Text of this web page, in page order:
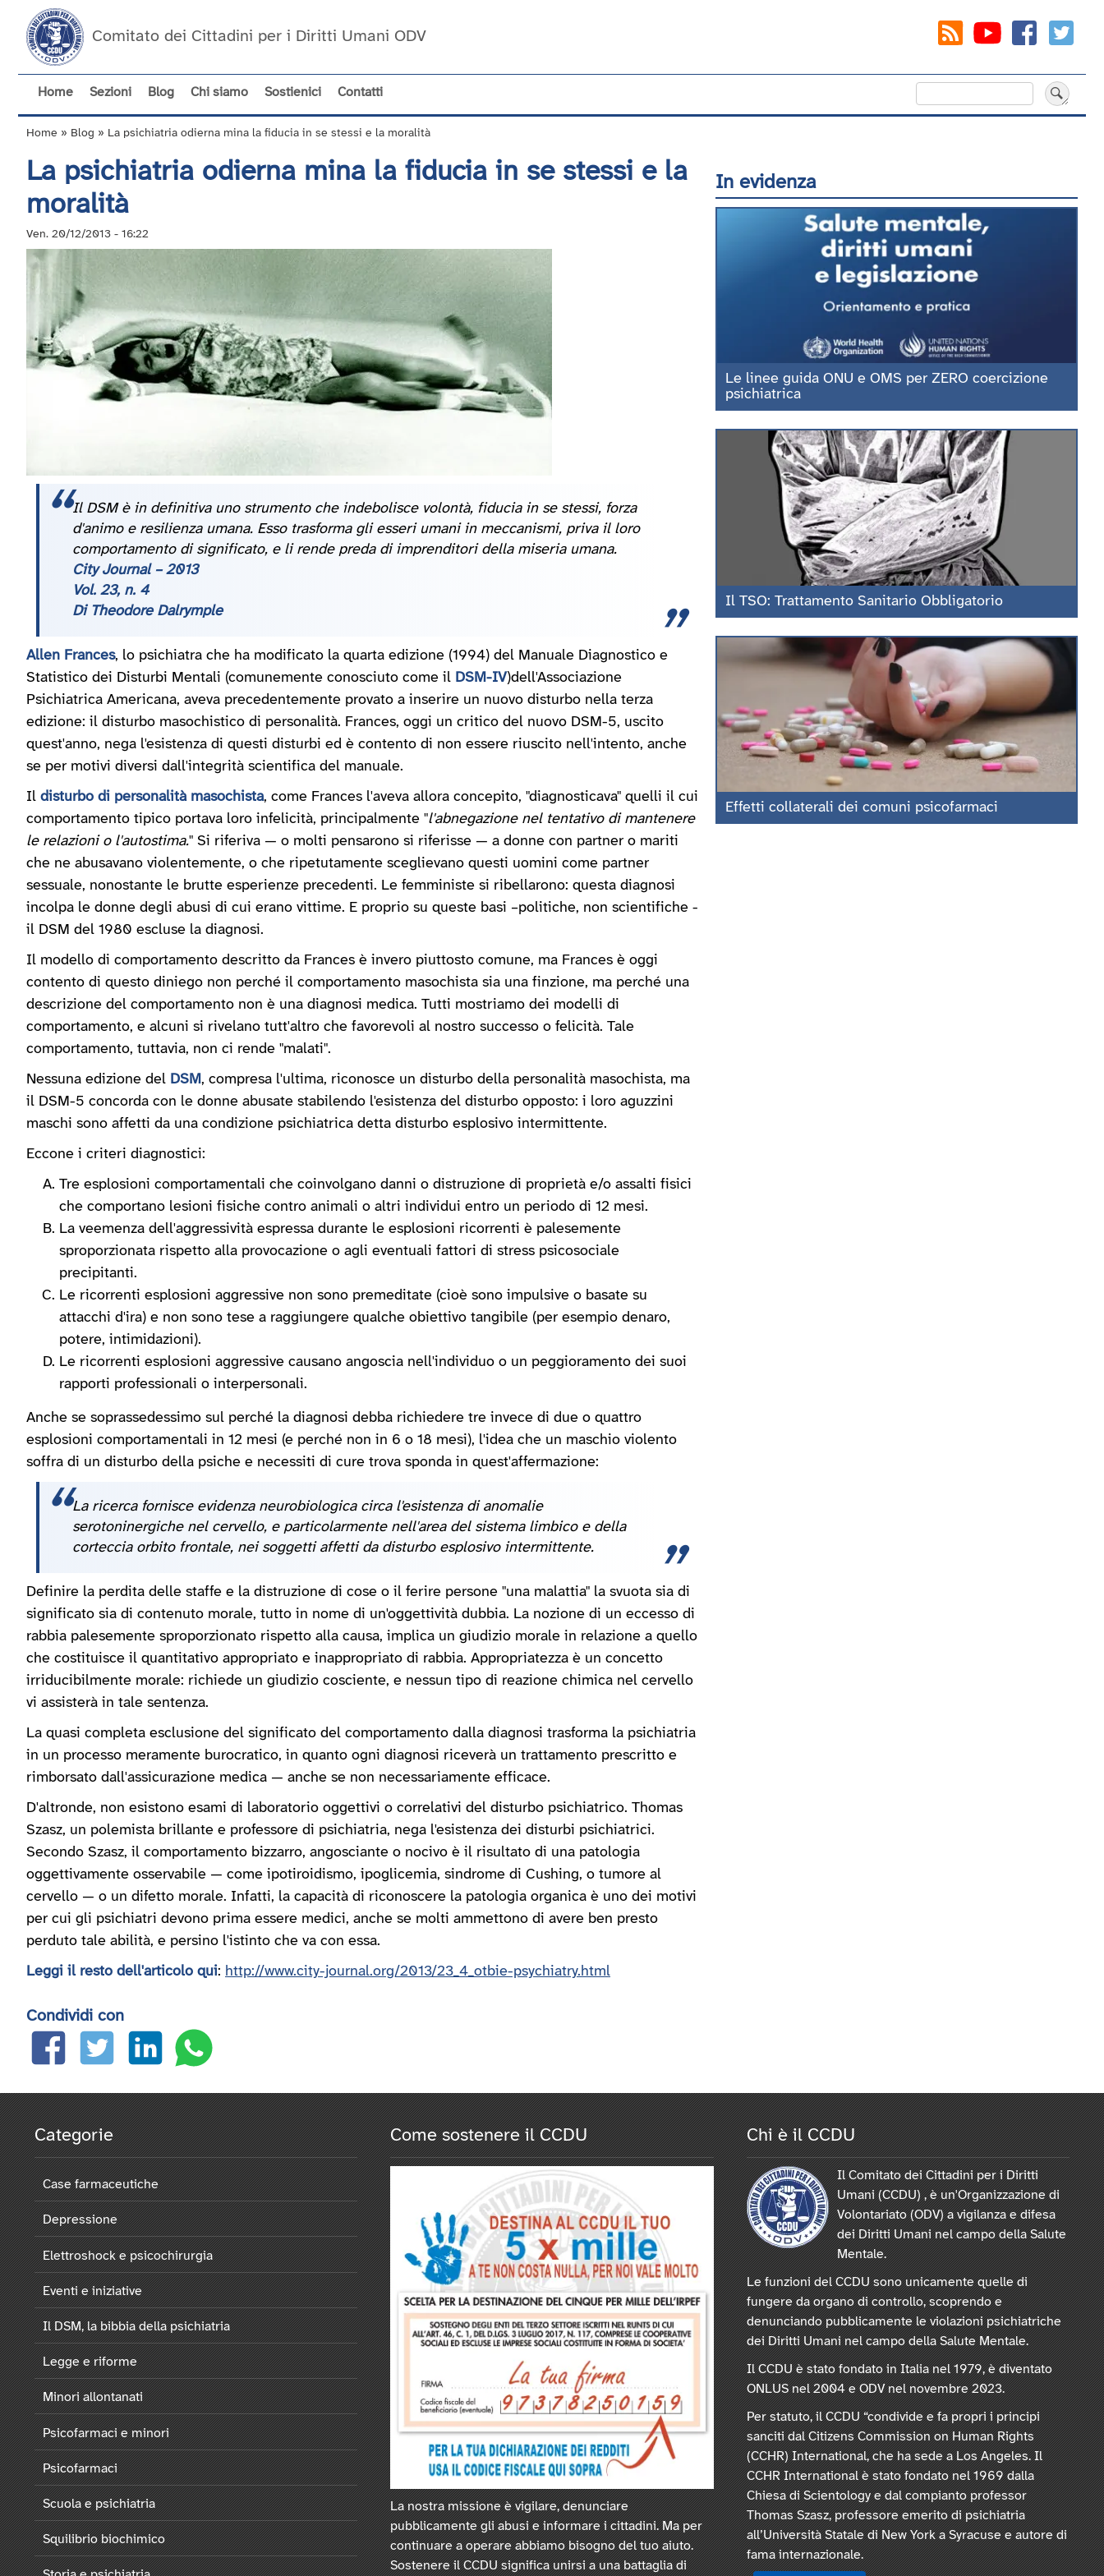
contenuto
principale
Comitato dei Cittadini per i Diritti Umani ODV
Navigazione
principale
Home Sezioni Blog Chi siamo Sostienici Contatti
di
pane
Home Blog La psichiatria odierna mina la fiducia in se stessi e la moralità
La psichiatria odierna mina la fiducia in se stessi e la
moralità
Ven. 20/12/2013 - 16:22
Il DSM è in definitiva uno strumento che indebolisce volontà, fiducia in se stessi, forza
d'animo e resilienza umana. Esso trasforma gli esseri umani in meccanismi, priva il loro
comportamento di significato, e li rende preda di imprenditori della miseria umana.
City Journal – 2013
Vol. 23, n. 4
Di Theodore Dalrymple
Allen Frances, lo psichiatra che ha modificato la quarta edizione (1994) del Manuale Diagnostico e
Statistico dei Disturbi Mentali (comunemente conosciuto come il DSM-IV)dell'Associazione
Psichiatrica Americana, aveva precedentemente provato a inserire un nuovo disturbo nella terza
edizione: il disturbo masochistico di personalità. Frances, oggi un critico del nuovo DSM-5, uscito
quest'anno, nega l'esistenza di questi disturbi ed è contento di non essere riuscito nell'intento, anche
se per motivi diversi dall'integrità scientifica del manuale.
Il disturbo di personalità masochista, come Frances l'aveva allora concepito, "diagnosticava" quelli il cui
comportamento tipico portava loro infelicità, principalmente "l'abnegazione nel tentativo di mantenere
le relazioni o l'autostima." Si riferiva — o molti pensarono si riferisse — a donne con partner o mariti
che ne abusavano violentemente, o che ripetutamente sceglievano questi uomini come partner
sessuale, nonostante le brutte esperienze precedenti. Le femministe si ribellarono: questa diagnosi
incolpa le donne degli abusi di cui erano vittime. E proprio su queste basi –politiche, non scientifiche -
il DSM del 1980 escluse la diagnosi.
Il modello di comportamento descritto da Frances è invero piuttosto comune, ma Frances è oggi
contento di questo diniego non perché il comportamento masochista sia una finzione, ma perché una
descrizione del comportamento non è una diagnosi medica. Tutti mostriamo dei modelli di
comportamento, e alcuni si rivelano tutt'altro che favorevoli al nostro successo o felicità. Tale
comportamento, tuttavia, non ci rende "malati".
Nessuna edizione del DSM, compresa l'ultima, riconosce un disturbo della personalità masochista, ma
il DSM-5 concorda con le donne abusate stabilendo l'esistenza del disturbo opposto: i loro aguzzini
maschi sono affetti da una condizione psichiatrica detta disturbo esplosivo intermittente.
Eccone i criteri diagnostici:
Tre esplosioni comportamentali che coinvolgano danni o distruzione di proprietà e/o assalti fisici
che comportano lesioni fisiche contro animali o altri individui entro un periodo di 12 mesi.
La veemenza dell'aggressività espressa durante le esplosioni ricorrenti è palesemente
sproporzionata rispetto alla provocazione o agli eventuali fattori di stress psicosociale
precipitanti.
Le ricorrenti esplosioni aggressive non sono premeditate (cioè sono impulsive o basate su
attacchi d'ira) e non sono tese a raggiungere qualche obiettivo tangibile (per esempio denaro,
potere, intimidazioni).
Le ricorrenti esplosioni aggressive causano angoscia nell'individuo o un peggioramento dei suoi
rapporti professionali o interpersonali.
Anche se soprassedessimo sul perché la diagnosi debba richiedere tre invece di due o quattro
esplosioni comportamentali in 12 mesi (e perché non in 6 o 18 mesi), l'idea che un maschio violento
soffra di un disturbo della psiche e necessiti di cure trova sponda in quest'affermazione:
La ricerca fornisce evidenza neurobiologica circa l'esistenza di anomalie
serotoninergiche nel cervello, e particolarmente nell'area del sistema limbico e della
corteccia orbito frontale, nei soggetti affetti da disturbo esplosivo intermittente.
Definire la perdita delle staffe e la distruzione di cose o il ferire persone "una malattia" la svuota sia di
significato sia di contenuto morale, tutto in nome di un'oggettività dubbia. La nozione di un eccesso di
rabbia palesemente sproporzionato rispetto alla causa, implica un giudizio morale in relazione a quello
che costituisce il quantitativo appropriato e inappropriato di rabbia. Appropriatezza è un concetto
irriducibilmente morale: richiede un giudizio cosciente, e nessun tipo di reazione chimica nel cervello
vi assisterà in tale sentenza.
La quasi completa esclusione del significato del comportamento dalla diagnosi trasforma la psichiatria
in un processo meramente burocratico, in quanto ogni diagnosi riceverà un trattamento prescritto e
rimborsato dall'assicurazione medica — anche se non necessariamente efficace.
D'altronde, non esistono esami di laboratorio oggettivi o correlativi del disturbo psichiatrico. Thomas
Szasz, un polemista brillante e professore di psichiatria, nega l'esistenza dei disturbi psichiatrici.
Secondo Szasz, il comportamento bizzarro, angosciante o nocivo è il risultato di una patologia
oggettivamente osservabile — come ipotiroidismo, ipoglicemia, sindrome di Cushing, o tumore al
cervello — o un difetto morale. Infatti, la capacità di riconoscere la patologia organica è uno dei motivi
per cui gli psichiatri devono prima essere medici, anche se molti ammettono di avere ben presto
perduto tale abilità, e persino l'istinto che va con essa.
Leggi il resto dell'articolo qui: http://www.city-journal.org/2013/23_4_otbie-psychiatry.html
Condividi con
In evidenza
Le linee guida ONU e OMS per ZERO coercizione
psichiatrica
Il TSO: Trattamento Sanitario Obbligatorio
Effetti collaterali dei comuni psicofarmaci
Categorie
Case farmaceutiche
Depressione
Elettroshock e psicochirurgia
Eventi e iniziative
Il DSM, la bibbia della psichiatria
Legge e riforme
Minori allontanati
Psicofarmaci e minori
Psicofarmaci
Scuola e psichiatria
Squilibrio biochimico
Come sostenere il CCDU
La nostra missione è vigilare, denunciare
pubblicamente gli abusi e informare i cittadini. Ma per
continuare a operare abbiamo bisogno del tuo aiuto.
Sostenere il CCDU significa unirsi a una battaglia di
Chi è il CCDU
Il Comitato dei Cittadini per i Diritti
Umani (CCDU) , è un'Organizzazione di
Volontariato (ODV) a vigilanza e difesa
dei Diritti Umani nel campo della Salute
Mentale.
Le funzioni del CCDU sono unicamente quelle di
fungere da organo di controllo, scoprendo e
denunciando pubblicamente le violazioni psichiatriche
dei Diritti Umani nel campo della Salute Mentale.
Il CCDU è stato fondato in Italia nel 1979, è diventato
ONLUS nel 2004 e ODV nel novembre 2023.
Per statuto, il CCDU “condivide e fa propri i principi
sanciti dal Citizens Commission on Human Rights
(CCHR) International, che ha sede a Los Angeles. Il
CCHR International è stato fondato nel 1969 dalla
Chiesa di Scientology e dal compianto professor
Thomas Szasz, professore emerito di psichiatria
all’Università Statale di New York a Syracuse e autore di
fama internazionale.